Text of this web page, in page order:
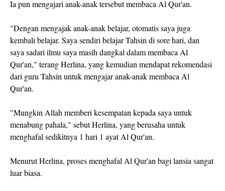
Ia pun mengajari anak-anak tersebut membaca Al Qur'an.
"Dengan mengajak anak-anak belajar, otomatis saya juga
kembali belajar. Saya sendiri belajar Tahsin di sore hari, dan
saya sadari ilmu saya masih dangkal dalam membaca Al
Qur'an," terang Herlina, yang kemudian mendapat rekomendasi
dari guru Tahsin untuk mengajar anak-anak membaca Al
Qur'an.
"Mungkin Allah memberi kesempatan kepada saya untuk
menabung pahala," sebut Herlina, yang berusaha untuk
menghafal sedikitnya 1 hari 1 ayat Al Qur'an.
Menurut Herlina, proses menghafal Al Qur'an bagi lansia sangat
luar biasa.